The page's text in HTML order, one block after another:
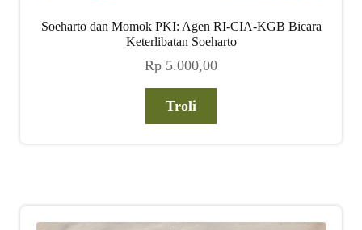
Soeharto dan Momok PKI: Agen RI-CIA-KGB Bicara
Keterlibatan Soeharto
Rp 5.000,00
Troli